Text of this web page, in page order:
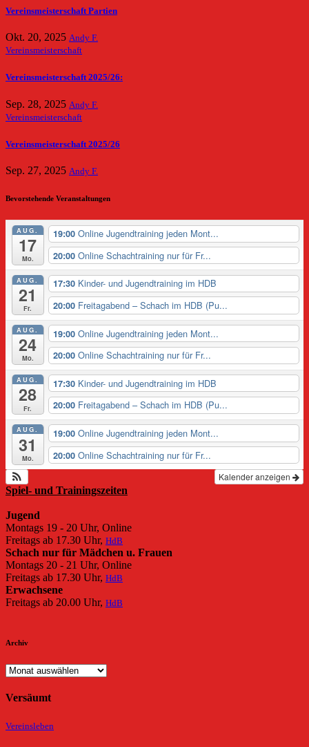
Vereinsmeisterschaft Partien
Okt. 20, 2025 Andy F.
Vereinsmeisterschaft
Vereinsmeisterschaft 2025/26:
Sep. 28, 2025 Andy F.
Vereinsmeisterschaft
Vereinsmeisterschaft 2025/26
Sep. 27, 2025 Andy F.
Bevorstehende Veranstaltungen
AUG.
17
Mo.
19:00 Online Jugendtraining jeden Mont...
20:00 Online Schachtraining nur für Fr...
AUG.
21
Fr.
17:30 Kinder- und Jugendtraining im HDB
20:00 Freitagabend – Schach im HDB (Pu...
AUG.
24
Mo.
19:00 Online Jugendtraining jeden Mont...
20:00 Online Schachtraining nur für Fr...
AUG.
28
Fr.
17:30 Kinder- und Jugendtraining im HDB
20:00 Freitagabend – Schach im HDB (Pu...
AUG.
31
Mo.
19:00 Online Jugendtraining jeden Mont...
20:00 Online Schachtraining nur für Fr...
Kalender anzeigen
Spiel- und Trainingszeiten
Jugend
Montags 19 - 20 Uhr, Online
Freitags ab 17.30 Uhr, HdB
Schach nur für Mädchen u. Frauen
Montags 20 - 21 Uhr, Online
Freitags ab 17.30 Uhr, HdB
Erwachsene
Freitags ab 20.00 Uhr, HdB
Archiv
Archiv
Versäumt
Vereinsleben